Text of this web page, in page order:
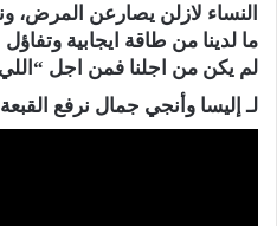
النساء لازلن يصارعن المرض،
ما لدينا من طاقة ايجابية
لم يكن من اجلنا فمن اجل “اللي
لـ إليسا وأنجي جمال نرفع